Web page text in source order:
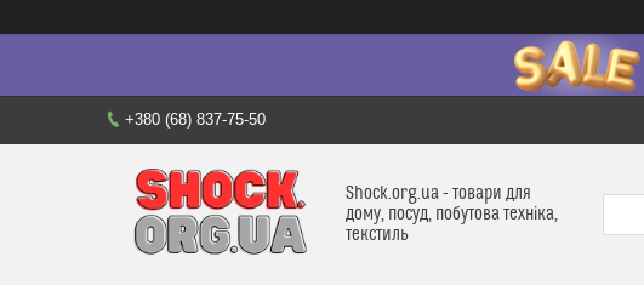
+380 (68) 837-75-50
Shock.org.ua - товари для
дому, посуд, побутова техніка,
текстиль